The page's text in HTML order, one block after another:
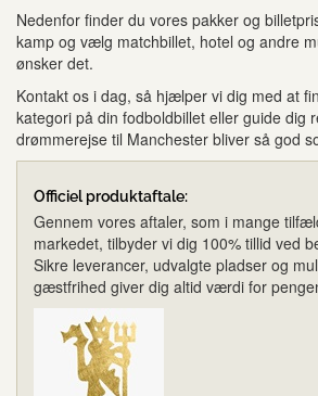
Nedenfor finder du vores pakker og
kamp og vælg matchbillet, hotel og andre
ønsker det.
Kontakt os i dag, så hjælper vi dig med at
kategori på din fodboldbillet eller guide dig
drømmerejse til Manchester bliver så god
Officiel produktaftale:
Gennem vores aftaler, som i mange
markedet, tilbyder vi dig 100% tillid ved
Sikre leverancer, udvalgte pladser og
gæstfrihed giver dig altid værdi for